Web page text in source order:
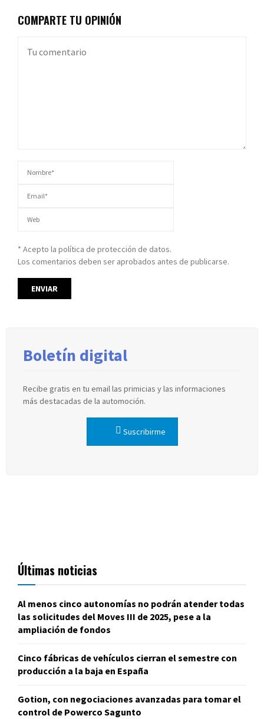
COMPARTE TU OPINIÓN
* Acepto la política de protección de datos.
Los comentarios deben ser aprobados antes de publicarse.
Boletín digital
Recibe gratis en tu email las primicias y las informaciones
más destacadas de la automoción.
Suscribirme
Últimas noticias
Al menos cinco autonomías no podrán atender todas
las solicitudes del Moves III de 2025, pese a la
ampliación de fondos
Cinco fábricas de vehículos cierran el semestre con
producción a la baja en España
Gotion, con negociaciones avanzadas para tomar el
control de Powerco Sagunto